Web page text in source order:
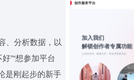
、分析数据，以
”“想参加平台
是刚起步的新手